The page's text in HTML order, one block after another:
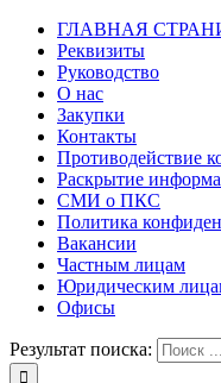
ГЛАВНАЯ
Реквизиты
Руководство
О нас
Закупки
Контакты
Противодействие
Раскрытие
СМИ о ПКС
Политика
Вакансии
Частным лицам
Юридическим
Офисы
Результат поиска: